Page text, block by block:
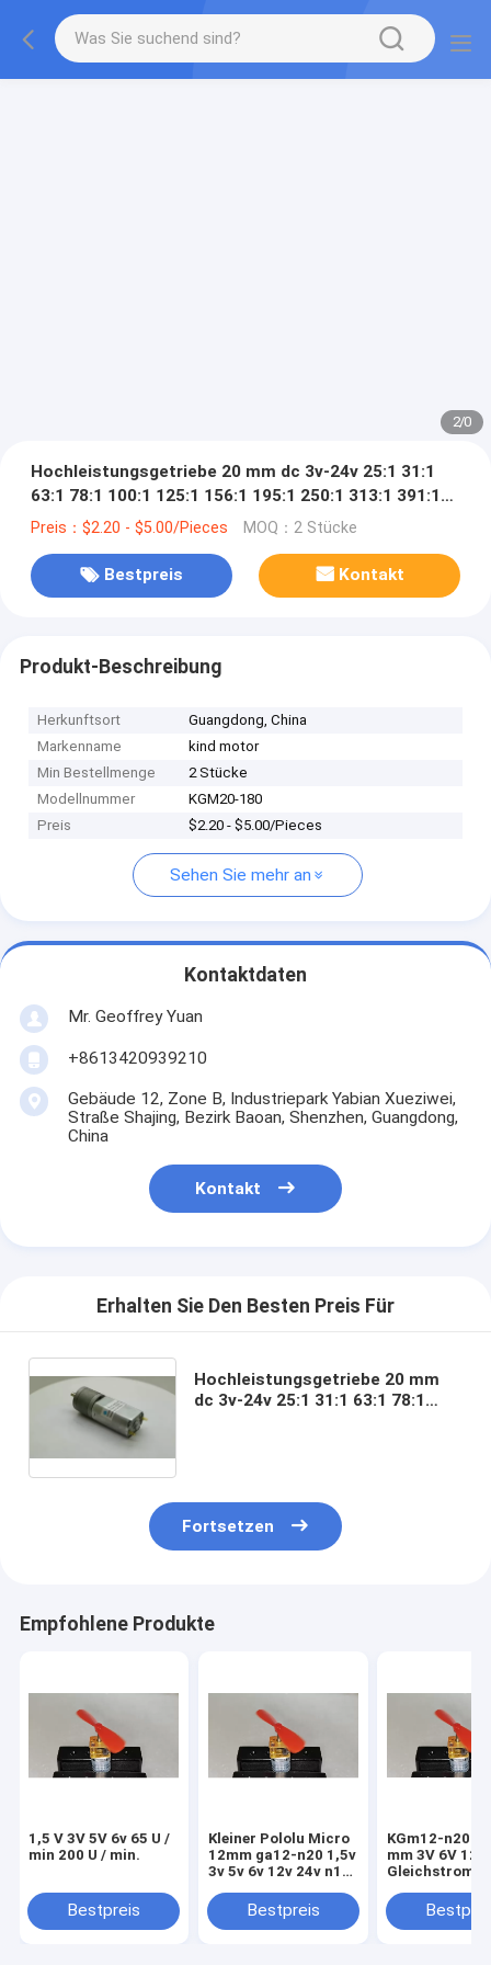
2/0
Hochleistungsgetriebe 20 mm dc 3v-24v 25:1 31:1
63:1 78:1 100:1 125:1 156:1 195:1 250:1 313:1 391:1
488:1 Mikro-Metallreduktionsgetriebe
Preis：$2.20 - $5.00/Pieces MOQ：2 Stücke
Bestpreis Kontakt
Produkt-Beschreibung
Herkunftsort
Guangdong, China
Markenname
kind motor
Min Bestellmenge
2 Stücke
Modellnummer
KGM20-180
Preis
$2.20 - $5.00/Pieces
Sehen Sie mehr an
Kontaktdaten
Mr. Geoffrey Yuan
+8613420939210
Gebäude 12, Zone B, Industriepark Yabian Xueziwei,
Straße Shajing, Bezirk Baoan, Shenzhen, Guangdong,
China
Kontakt
Erhalten Sie Den Besten Preis Für
Hochleistungsgetriebe 20 mm
dc 3v-24v 25:1 31:1 63:1 78:1
Fortsetzen
Empfohlene Produkte
1,5 V 3V 5V 6v 65 U /
min 200 U / min.
Bestpreis
Kleiner Pololu Micro
12mm ga12-n20 1,5v
3v 5v 6v 12v 24v n10
reinmetallischer
Getriebevermindermotor
Bestpreis
KGm12-n20
mm 3V 6V